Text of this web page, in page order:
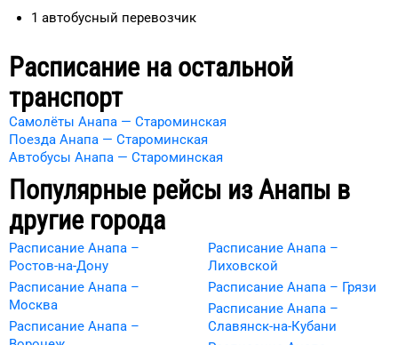
1 автобусный перевозчик
Расписание на остальной
транспорт
Самолёты Анапа — Староминская
Поезда Анапа — Староминская
Автобусы Анапа — Староминская
Популярные рейсы из Анапы в
другие города
Расписание Анапа –
Ростов-на-Дону
Расписание Анапа –
Москва
Расписание Анапа –
Расписание Анапа –
Лиховской
Расписание Анапа – Грязи
Расписание Анапа –
Славянск-на-Кубани